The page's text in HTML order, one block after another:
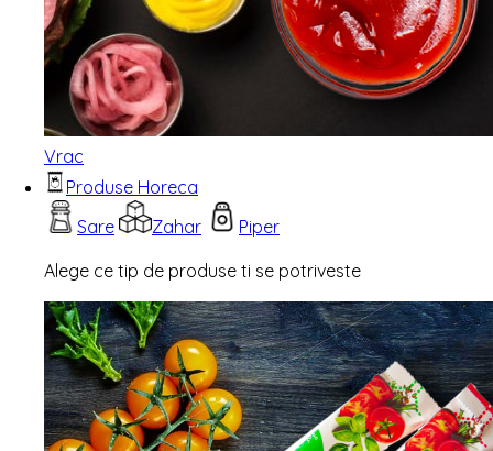
Vrac
Produse Horeca
Sare
Zahar
Piper
Alege ce tip de produse ti se potriveste